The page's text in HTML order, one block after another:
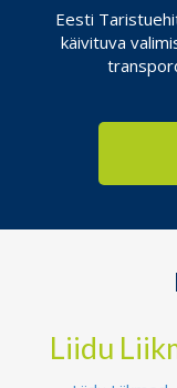
Eesti
käivituva
Liidu